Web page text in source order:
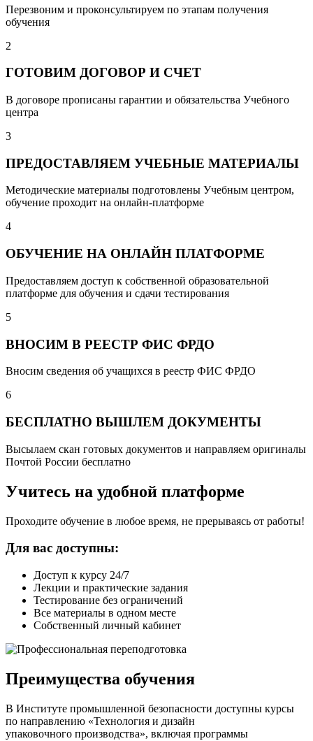
Перезвоним и проконсультируем по этапам получения
обучения
2
ГОТОВИМ ДОГОВОР И СЧЕТ
В договоре прописаны гарантии и обязательства Учебного
центра
3
ПРЕДОСТАВЛЯЕМ УЧЕБНЫЕ МАТЕРИАЛЫ
Методические материалы подготовлены Учебным центром,
обучение проходит на онлайн-платформе
4
ОБУЧЕНИЕ НА ОНЛАЙН ПЛАТФОРМЕ
Предоставляем доступ к собственной образовательной
платформе для обучения и сдачи тестирования
5
ВНОСИМ В РЕЕСТР ФИС ФРДО
Вносим сведения об учащихся в реестр ФИС ФРДО
6
БЕСПЛАТНО ВЫШЛЕМ ДОКУМЕНТЫ
Высылаем скан готовых документов и направляем оригиналы
Почтой России бесплатно
Учитесь на удобной платформе
Проходите обучение в любое время, не прерываясь от работы!
Для вас доступны:
Доступ к курсу 24/7
Лекции и практические задания
Тестирование без ограничений
Все материалы в одном месте
Собственный личный кабинет
Преимущества обучения
В Институте промышленной безопасности доступны курсы
по направлению «Технология и дизайн
упаковочного производства», включая программы